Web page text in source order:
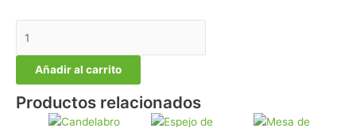
Añadir al carrito
Productos relacionados
El
El
El
El